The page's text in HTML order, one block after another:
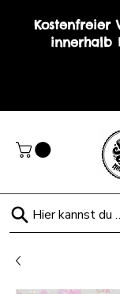
Kostenfreier
innerhalb
Hier kannst du